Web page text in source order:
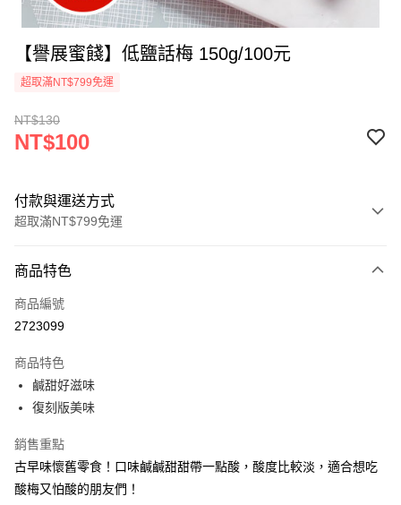
【譽展蜜餞】低鹽話梅 150g/100元
超取滿NT$799免運
NT$130
NT$100
付款與運送方式
超取滿NT$799免運
信用卡一次付款
超商取貨付款
Apple Pay
街口支付
悠遊付
Google Pay
商品特色
商品編號
2723099
商品特色
鹹甜好滋味
復刻版美味
銷售重點
古早味懷舊零食！口味鹹鹹甜甜帶一點酸，酸度比較淡，適合想吃
酸梅又怕酸的朋友們！